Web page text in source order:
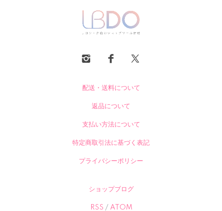
配送・送料について
返品について
支払い方法について
特定商取引法に基づく表記
プライバシーポリシー
ショップブログ
RSS / ATOM